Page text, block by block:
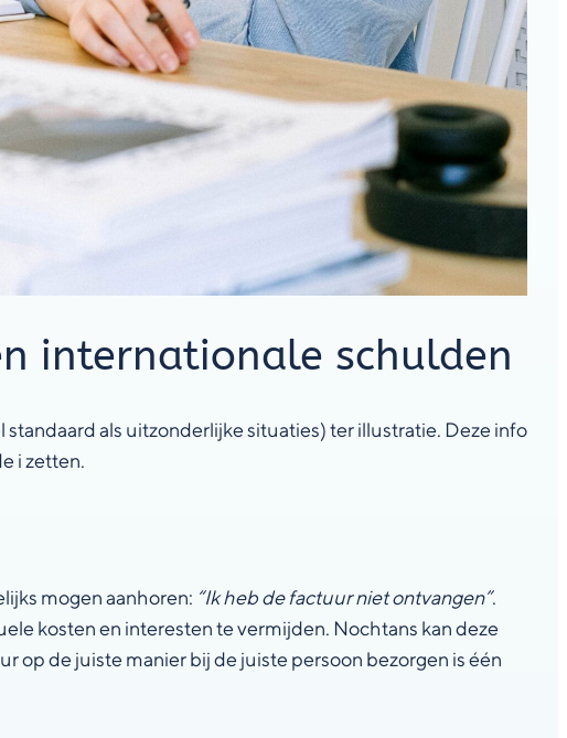
internationale schulden
als uitzonderlijke situaties) ter illustratie. Deze info
i zetten.
mogen aanhoren: “Ik heb de factuur niet ontvangen”.
kosten en interesten te vermijden. Nochtans kan deze
op de juiste manier bij de juiste persoon bezorgen is één